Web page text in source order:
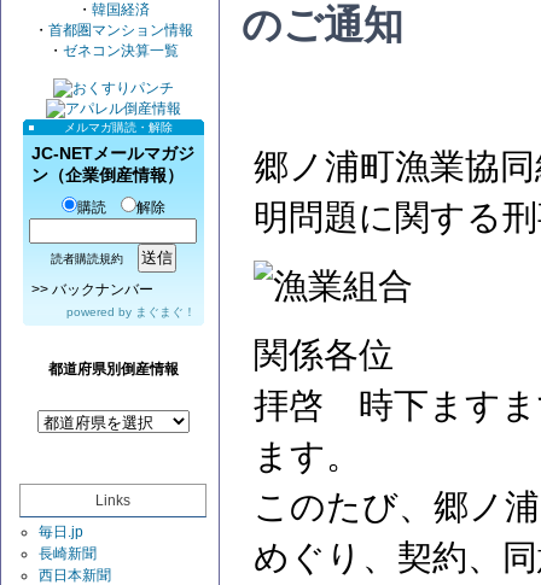
・ 韓国経済
・ 首都圏マンション情報
・ ゼネコン決算一覧
メルマガ購読・解除
JC-NETメールマガジ
ン（企業倒産情報）
購読 解除
読者購読規約
>> バックナンバー
powered by まぐまぐ！
都道府県別倒産情報
Links
毎日.jp
長崎新聞
西日本新聞
のご通知
郷ノ浦町漁業協
明問題に関する
関係各位
拝啓 時下ますま
ます。
このたび、郷ノ
めぐり、契約、